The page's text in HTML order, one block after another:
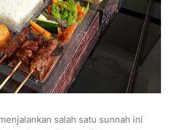
salah satu sunnah ini